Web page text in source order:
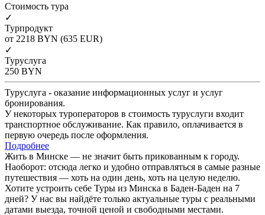
Cтоимость тура
✓
Турпродукт
от 2218 BYN (635 EUR)
✓
Туруслуга
250 BYN
Туруслуга - оказание информационных услуг и услуг
бронирования.
У некоторых туроператоров в стоимость туруслуги входит
транспортное обслуживание. Как правило, оплачивается в
первую очередь после оформления.
Подробнее
Жить в Минске — не значит быть прикованным к городу.
Наоборот: отсюда легко и удобно отправляться в самые разные
путешествия — хоть на один день, хоть на целую неделю.
Хотите устроить себе Туры из Минска в Баден-Баден на 7
дней? У нас вы найдёте только актуальные туры с реальными
датами выезда, точной ценой и свободными местами.